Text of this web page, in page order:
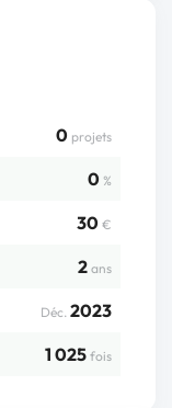
0 projets
0 %
30 €
2 ans
Déc. 2023
1 025 fois